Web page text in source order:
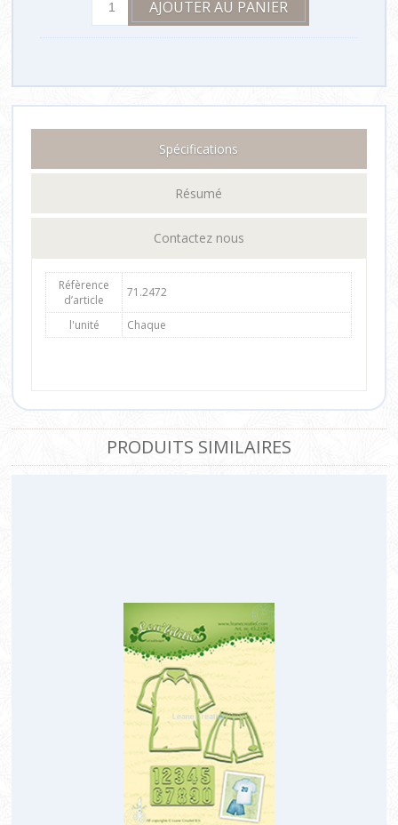
Spécifications
Résumé
Contactez nous
Réfèrence
d’article
71.2472
l'unité Chaque
PRODUITS SIMILAIRES